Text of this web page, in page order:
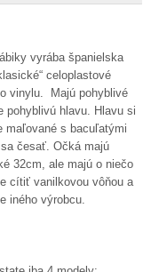
vyrába španielska
celoplastové
vinylu. Majú pohyblivé
pohyblivú hlavu. Hlavu si
maľované s bacuľatými
česať. Očká majú
32cm, ale majú o niečo
cítiť vanilkovou vôňou a
iného výrobcu.